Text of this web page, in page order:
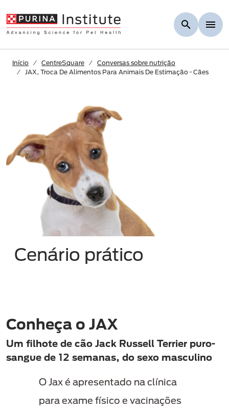
Início CentreSquare
Conversas sobre nutrição
JAX, Troca De Alimentos Para Animais De Estimação - Cães
Cenário prático
Conheça o JAX
Um filhote de cão Jack Russell Terrier puro-
sangue de 12 semanas, do sexo masculino
O Jax é apresentado na clínica
para exame físico e vacinações